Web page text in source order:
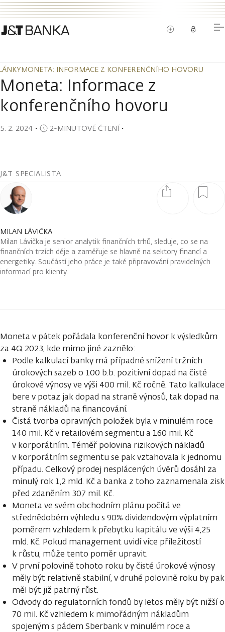
MONETA: INFORMACE Z KONFERENČNÍHO HOVORU
MONETA: INFORMACE Z KONFERENČNÍHO HOVORU
Moneta: Informace z
konferenčního hovoru
5. 2. 2024 ・ 2-MINUTOVÉ ČTENÍ・
J&T SPECIALISTA
MILAN LÁVIČKA
Milan Lávička je senior analytik finančních trhů, sleduje, co se na
finančních trzích děje a zaměřuje se hlavně na sektory financí a
energetiky. Součástí jeho práce je také připravování pravidelných
informací pro klienty.
Moneta v pátek pořádala konferenční hovor k výsledkům
za 4Q 2023, kde mimo jiné zaznělo:
Podle kalkulací banky má případné snížení tržních
úrokových sazeb o 100 b.b. pozitivní dopad na čisté
úrokové výnosy ve výši 400 mil. Kč ročně. Tato kalkulace
bere v potaz jak dopad na straně výnosů, tak dopad na
straně nákladů na financování.
Čistá tvorba opravných položek byla v minulém roce
140 mil. Kč v retailovém segmentu a 160 mil. Kč
v korporátním. Téměř polovina rizikových nákladů
v korporátním segmentu se pak vztahovala k jednomu
případu. Celkový prodej nesplácených úvěrů dosáhl za
minulý rok 1,2 mld. Kč a banka z toho zaznamenala zisk
před zdaněním 307 mil. Kč.
Moneta ve svém obchodním plánu počítá ve
střednědobém výhledu s 90% dividendovým výplatním
poměrem vzhledem k přebytku kapitálu ve výši 4,25
mld. Kč. Pokud management uvidí více příležitostí
k růstu, může tento poměr upravit.
V první polovině tohoto roku by čisté úrokové výnosy
měly být relativně stabilní, v druhé polovině roku by pak
měl být již patrný růst.
Odvody do regulatorních fondů by letos měly být nižší o
70 mil. Kč vzhledem k mimořádným nákladům
spojeným s pádem Sberbank v minulém roce a